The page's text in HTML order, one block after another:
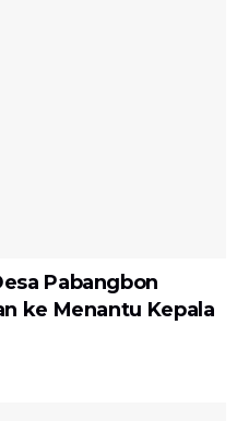
Pabangbon
ke Menantu Kepala